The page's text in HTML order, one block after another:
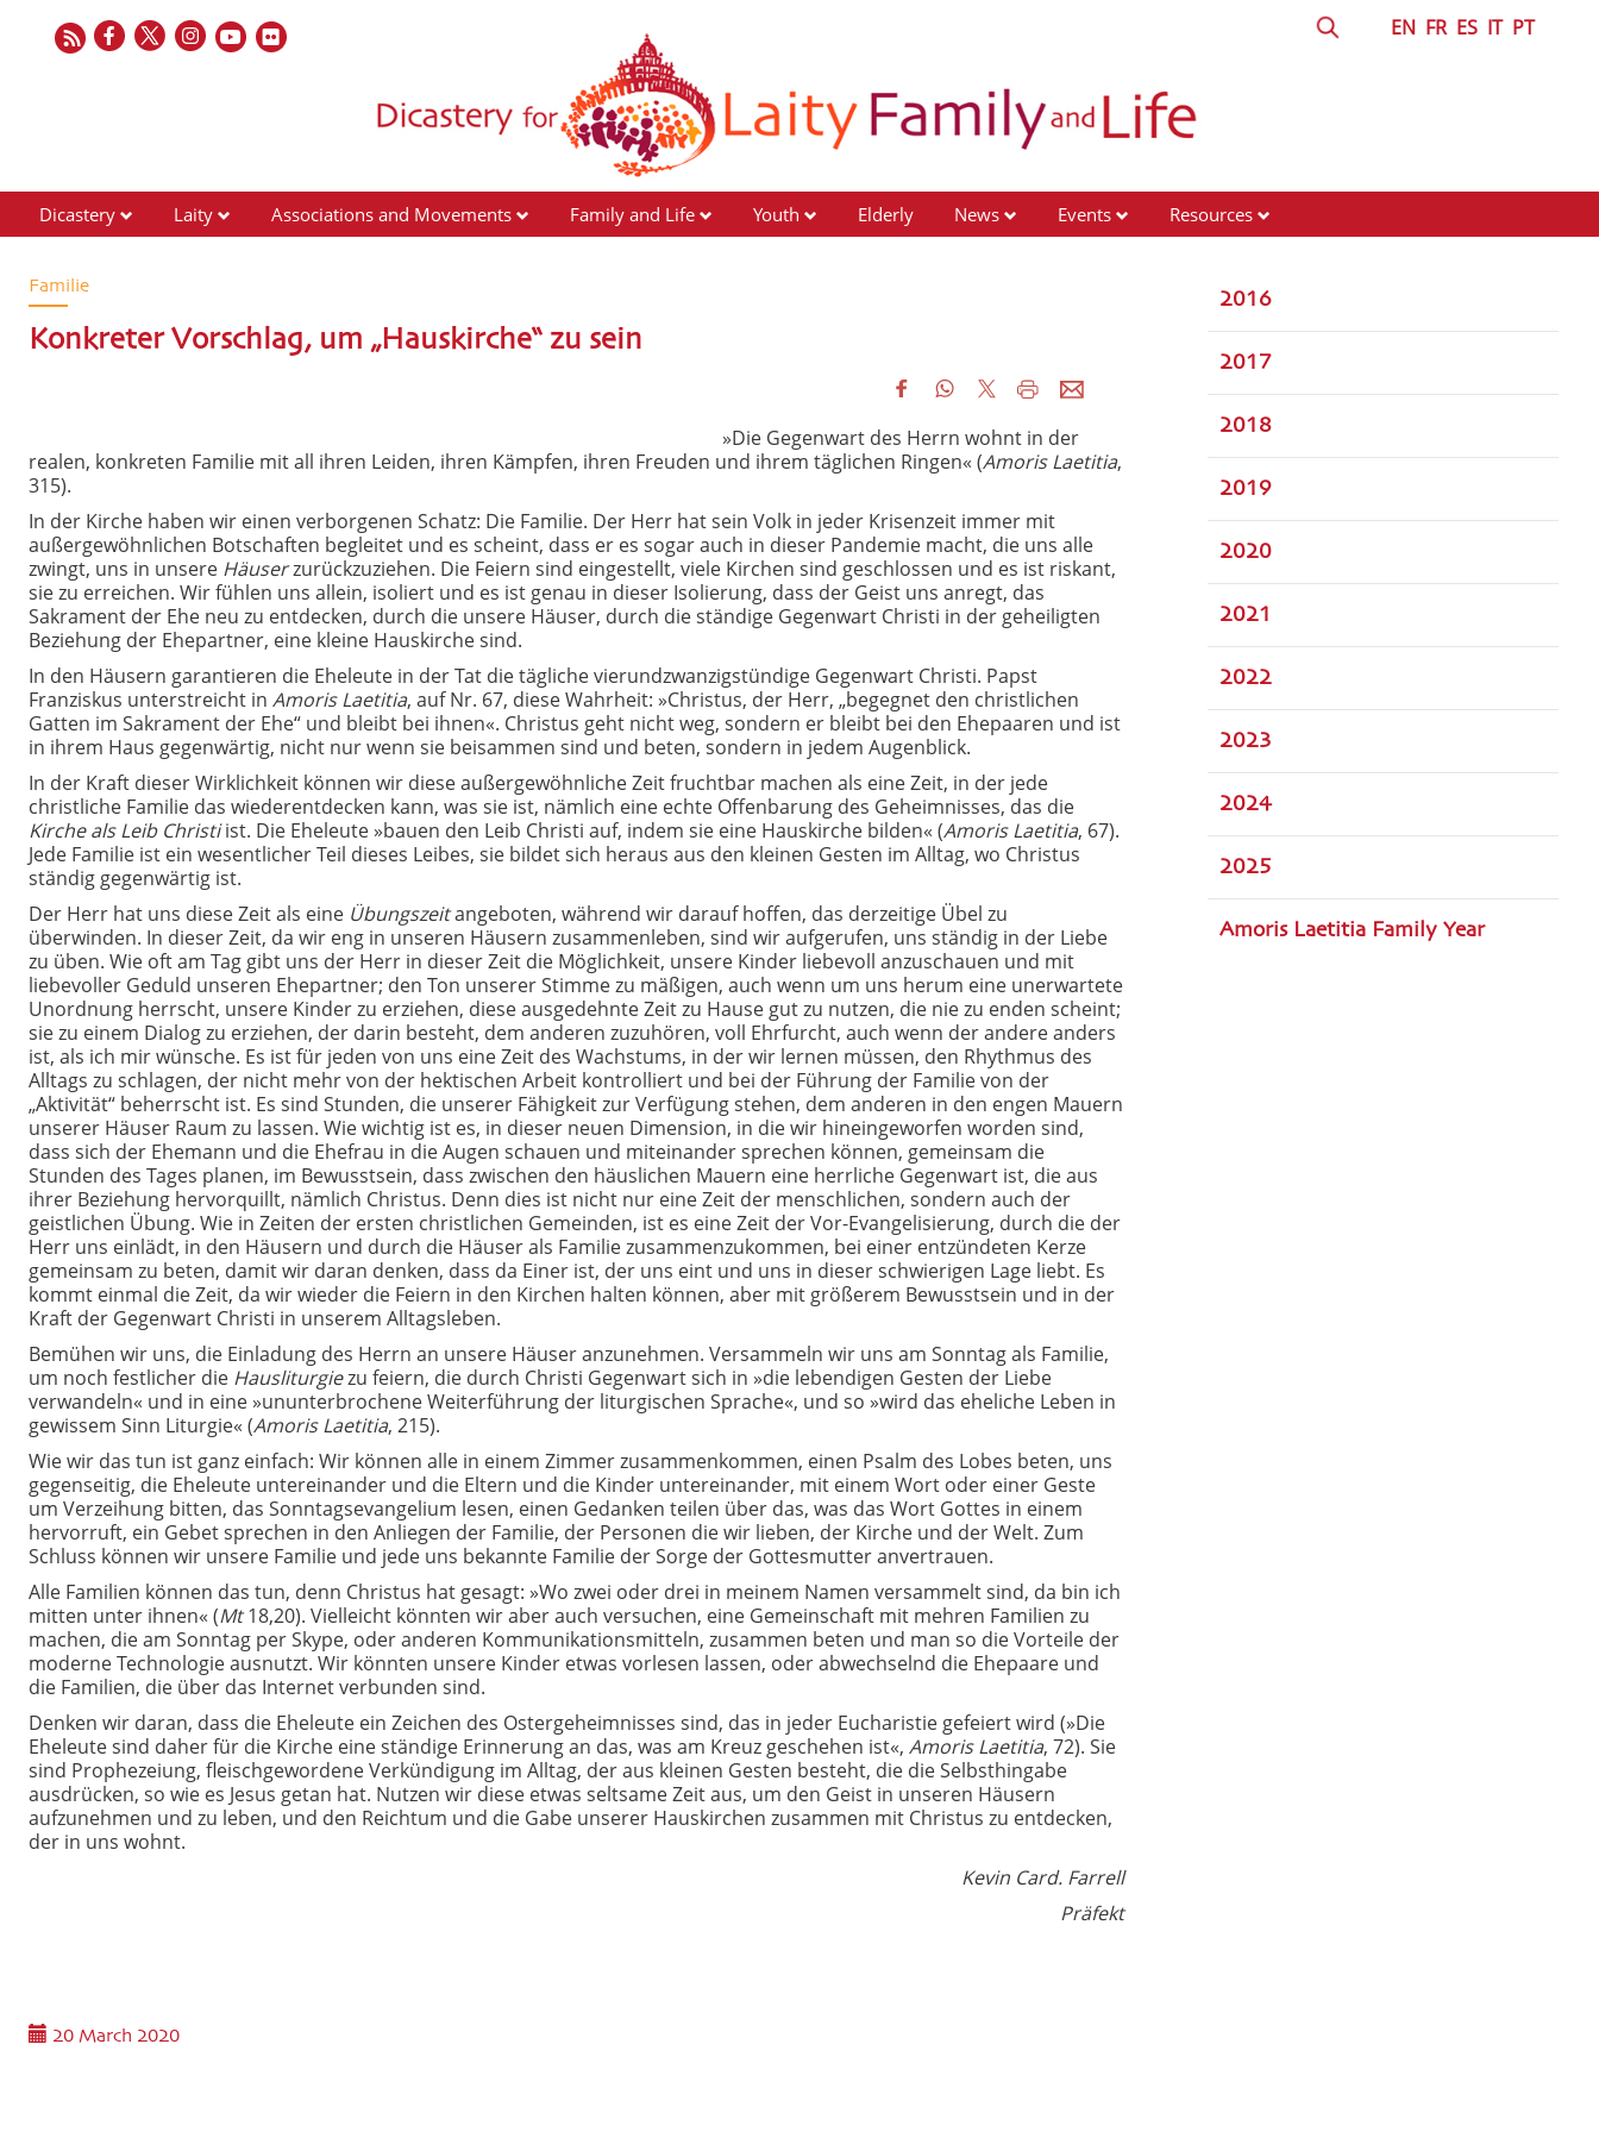
EN FR ES IT PT
Dicastery Laity Associations and Movements Family and Life Youth Elderly News Events Resources
Familie
Konkreter Vorschlag, um „Hauskirche“ zu sein
»Die Gegenwart des Herrn wohnt in der
realen, konkreten Familie mit all ihren Leiden, ihren Kämpfen, ihren Freuden und ihrem täglichen Ringen« (Amoris Laetitia,
315).
In der Kirche haben wir einen verborgenen Schatz: Die Familie. Der Herr hat sein Volk in jeder Krisenzeit immer mit
außergewöhnlichen Botschaften begleitet und es scheint, dass er es sogar auch in dieser Pandemie macht, die uns alle
zwingt, uns in unsere Häuserzurückzuziehen. Die Feiern sind eingestellt, viele Kirchen sind geschlossen und es ist riskant,
sie zu erreichen. Wir fühlen uns allein, isoliert und es ist genau in dieser Isolierung, dass der Geist uns anregt, das
Sakrament der Ehe neu zu entdecken, durch die unsere Häuser, durch die ständige Gegenwart Christi in der geheiligten
Beziehung der Ehepartner, eine kleine Hauskirche sind.
In den Häusern garantieren die Eheleute in der Tat die tägliche vierundzwanzigstündige Gegenwart Christi. Papst
Franziskus unterstreicht in Amoris Laetitia, auf Nr. 67, diese Wahrheit: »Christus, der Herr, „begegnet den christlichen
Gatten im Sakrament der Ehe“ und bleibt bei ihnen«. Christus geht nicht weg, sondern er bleibt bei den Ehepaaren und ist
in ihrem Haus gegenwärtig, nicht nur wenn sie beisammen sind und beten, sondern in jedem Augenblick.
In der Kraft dieser Wirklichkeit können wir diese außergewöhnliche Zeit fruchtbar machen als eine Zeit, in der jede
christliche Familie das wiederentdecken kann, was sie ist, nämlich eine echte Offenbarung des Geheimnisses, das die
Kirche als Leib Christiist. Die Eheleute »bauen den Leib Christi auf, indem sie eine Hauskirche bilden« (Amoris Laetitia, 67).
Jede Familie ist ein wesentlicher Teil dieses Leibes, sie bildet sich heraus aus den kleinen Gesten im Alltag, wo Christus
ständig gegenwärtig ist.
Der Herr hat uns diese Zeit als eine Übungszeitangeboten, während wir darauf hoffen, das derzeitige Übel zu
überwinden. In dieser Zeit, da wir eng in unseren Häusern zusammenleben, sind wir aufgerufen, uns ständig in der Liebe
zu üben. Wie oft am Tag gibt uns der Herr in dieser Zeit die Möglichkeit, unsere Kinder liebevoll anzuschauen und mit
liebevoller Geduld unseren Ehepartner; den Ton unserer Stimme zu mäßigen, auch wenn um uns herum eine unerwartete
Unordnung herrscht, unsere Kinder zu erziehen, diese ausgedehnte Zeit zu Hause gut zu nutzen, die nie zu enden scheint;
sie zu einem Dialog zu erziehen, der darin besteht, dem anderen zuzuhören, voll Ehrfurcht, auch wenn der andere anders
ist, als ich mir wünsche. Es ist für jeden von uns eine Zeit des Wachstums, in der wir lernen müssen, den Rhythmus des
Alltags zu schlagen, der nicht mehr von der hektischen Arbeit kontrolliert und bei der Führung der Familie von der
„Aktivität“ beherrscht ist. Es sind Stunden, die unserer Fähigkeit zur Verfügung stehen, dem anderen in den engen Mauern
unserer Häuser Raum zu lassen. Wie wichtig ist es, in dieser neuen Dimension, in die wir hineingeworfen worden sind,
dass sich der Ehemann und die Ehefrau in die Augen schauen und miteinander sprechen können, gemeinsam die
Stunden des Tages planen, im Bewusstsein, dass zwischen den häuslichen Mauern eine herrliche Gegenwart ist, die aus
ihrer Beziehung hervorquillt, nämlich Christus. Denn dies ist nicht nur eine Zeit der menschlichen, sondern auch der
geistlichen Übung. Wie in Zeiten der ersten christlichen Gemeinden, ist es eine Zeit der Vor-Evangelisierung, durch die der
Herr uns einlädt, in den Häusern und durch die Häuser als Familie zusammenzukommen, bei einer entzündeten Kerze
gemeinsam zu beten, damit wir daran denken, dass da Einer ist, der uns eint und uns in dieser schwierigen Lage liebt. Es
kommt einmal die Zeit, da wir wieder die Feiern in den Kirchen halten können, aber mit größerem Bewusstsein und in der
Kraft der Gegenwart Christi in unserem Alltagsleben.
Bemühen wir uns, die Einladung des Herrn an unsere Häuser anzunehmen. Versammeln wir uns am Sonntag als Familie,
um noch festlicher die Hausliturgiezu feiern, die durch Christi Gegenwart sich in »die lebendigen Gesten der Liebe
verwandeln« und in eine »ununterbrochene Weiterführung der liturgischen Sprache«, und so »wird das eheliche Leben in
gewissem Sinn Liturgie« (Amoris Laetitia, 215).
Wie wir das tun ist ganz einfach: Wir können alle in einem Zimmer zusammenkommen, einen Psalm des Lobes beten, uns
gegenseitig, die Eheleute untereinander und die Eltern und die Kinder untereinander, mit einem Wort oder einer Geste
um Verzeihung bitten, das Sonntagsevangelium lesen, einen Gedanken teilen über das, was das Wort Gottes in einem
hervorruft, ein Gebet sprechen in den Anliegen der Familie, der Personen die wir lieben, der Kirche und der Welt. Zum
Schluss können wir unsere Familie und jede uns bekannte Familie der Sorge der Gottesmutter anvertrauen.
Alle Familien können das tun, denn Christus hat gesagt: »Wo zwei oder drei in meinem Namen versammelt sind, da bin ich
mitten unter ihnen« (Mt18,20). Vielleicht könnten wir aber auch versuchen, eine Gemeinschaft mit mehren Familien zu
machen, die am Sonntag per Skype, oder anderen Kommunikationsmitteln, zusammen beten und man so die Vorteile der
moderne Technologie ausnutzt. Wir könnten unsere Kinder etwas vorlesen lassen, oder abwechselnd die Ehepaare und
die Familien, die über das Internet verbunden sind.
Denken wir daran, dass die Eheleute ein Zeichen des Ostergeheimnisses sind, das in jeder Eucharistie gefeiert wird (»Die
Eheleute sind daher für die Kirche eine ständige Erinnerung an das, was am Kreuz geschehen ist«, Amoris Laetitia, 72). Sie
sind Prophezeiung, fleischgewordene Verkündigung im Alltag, der aus kleinen Gesten besteht, die die Selbsthingabe
ausdrücken, so wie es Jesus getan hat. Nutzen wir diese etwas seltsame Zeit aus, um den Geist in unseren Häusern
aufzunehmen und zu leben, und den Reichtum und die Gabe unserer Hauskirchen zusammen mit Christus zu entdecken,
der in uns wohnt.
Kevin Card. Farrell
Präfekt
20 March 2020
2016
2017
2018
2019
2020
2021
2022
2023
2024
2025
Amoris Laetitia Family Year